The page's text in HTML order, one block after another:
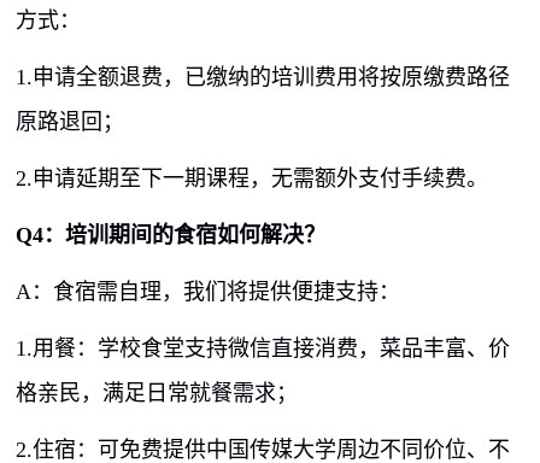
方式：
1.申请全额退费，已缴纳的培训费用将按原缴费路径
原路退回；
2.申请延期至下一期课程，无需额外支付手续费。
Q4：培训期间的食宿如何解决？
A ：食宿需自理，我们将提供便捷支持：
1.用餐：学校食堂支持微信直接消费，菜品丰富、价
格亲民，满足日常就餐需求；
2.住宿：可免费提供中国传媒大学周边不同价位、不